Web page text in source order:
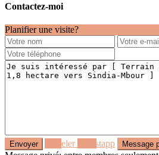
Contactez-moi
Planifier une visite?
Appeler
Whastapp